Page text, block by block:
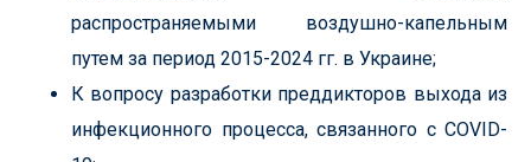
распространяемыми воздушно-капельным
путем за период 2015-2024 гг. в Украине;
К вопросу разработки преддикторов выхода из
инфекционного процесса, связанного с COVID-